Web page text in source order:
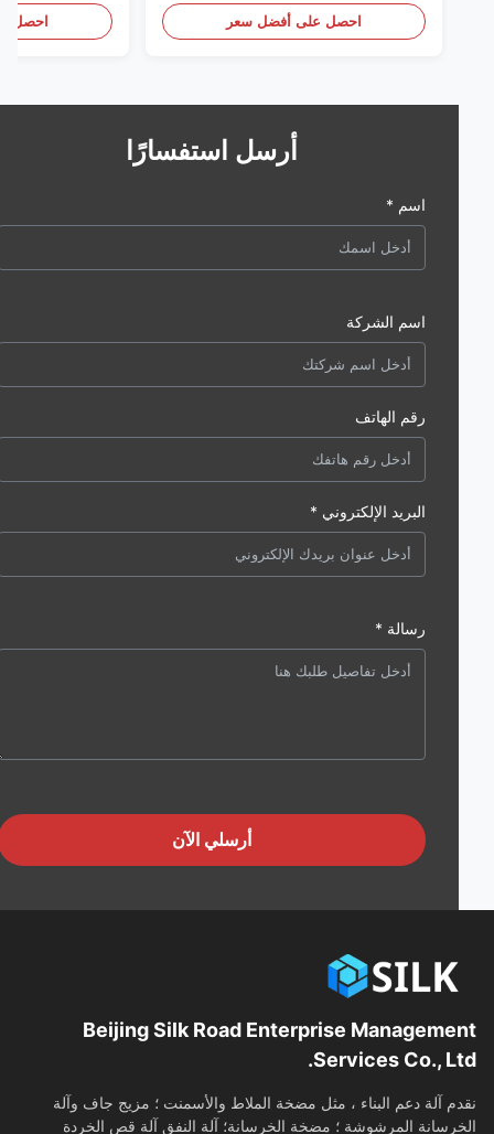
احصل على أفضل سعر احصل على
أرسل استفسارًا
اسم *
اسم الشركة
رقم الهاتف
البريد الإلكتروني *
رسالة *
أرسلي الآن
Beijing Silk Road Enterprise
Services Co.,
آلة دعم البناء ، مثل مضخة الملاط والأسمنت ؛ مزيج جاف وآلة
المرشوشة ؛ مضخة الخرسانة؛ آلة النفق آلة قص الخردة